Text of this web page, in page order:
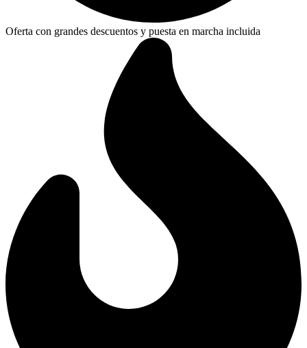
Oferta con grandes descuentos y puesta en marcha incluida